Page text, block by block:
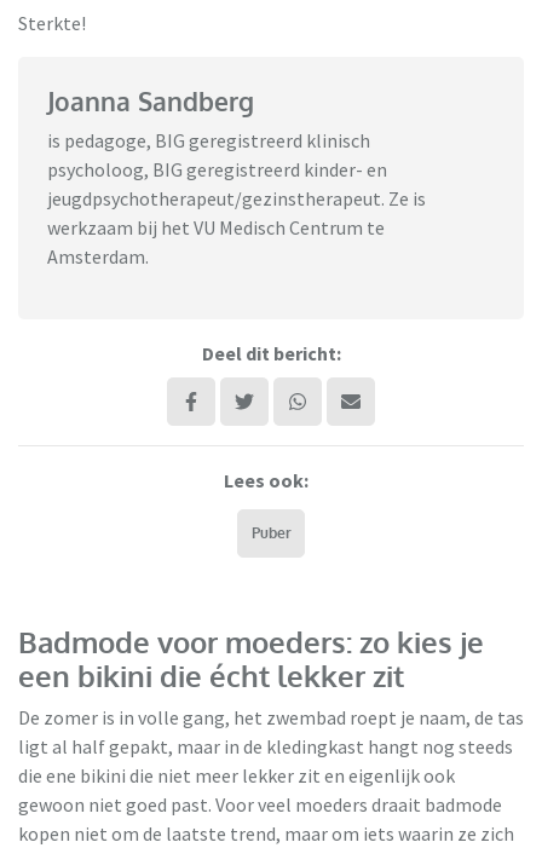
Sterkte!
Joanna Sandberg
is pedagoge, BIG geregistreerd klinisch
psycholoog, BIG geregistreerd kinder- en
jeugdpsychotherapeut/gezinstherapeut. Ze is
werkzaam bij het VU Medisch Centrum te
Amsterdam.
Deel dit bericht:
Lees ook:
Puber
Badmode voor moeders: zo kies je
een bikini die écht lekker zit
De zomer is in volle gang, het zwembad roept je naam, de tas
ligt al half gepakt, maar in de kledingkast hangt nog steeds
die ene bikini die niet meer lekker zit en eigenlijk ook
gewoon niet goed past. Voor veel moeders draait badmode
kopen niet om de laatste trend, maar om iets waarin ze zich